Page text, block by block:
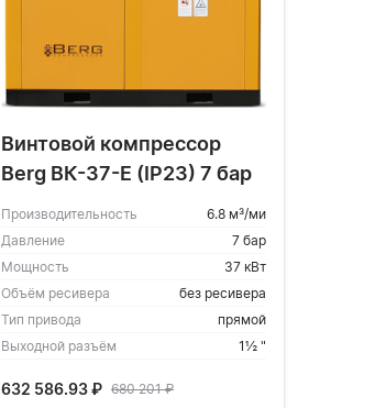
Винтовой компрессор
Berg ВК-37-Е (IP23) 7 бар
Производительность
6.8 м³/ми
Давление
7 бар
Мощность
37 кВт
Объём ресивера
без ресивера
Тип привода
прямой
Выходной разъём
1½ "
632 586.93₽ 680 201₽